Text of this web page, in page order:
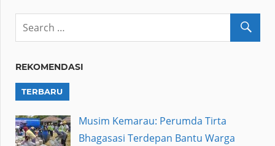
REKOMENDASI
TERBARU
Musim Kemarau: Perumda Tirta
Bhagasasi Terdepan Bantu Warga